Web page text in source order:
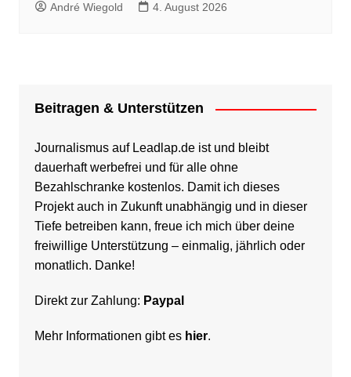
André Wiegold 4. August 2026
Beitragen & Unterstützen
Journalismus auf Leadlap.de ist und bleibt
dauerhaft werbefrei und für alle ohne
Bezahlschranke kostenlos. Damit ich dieses
Projekt auch in Zukunft unabhängig und in dieser
Tiefe betreiben kann, freue ich mich über deine
freiwillige Unterstützung – einmalig, jährlich oder
monatlich. Danke!
Direkt zur Zahlung: Paypal
Mehr Informationen gibt es hier.